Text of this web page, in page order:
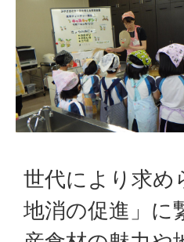
世代により求め
地消の促進」に